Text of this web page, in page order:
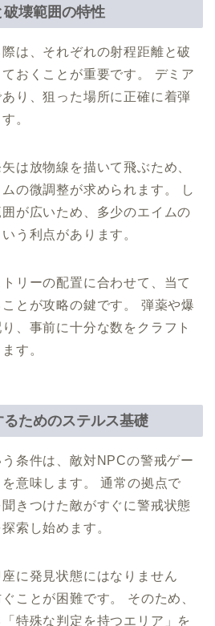
壊範囲の特性
は、それぞれの射程距離と破
おくことが重要です。 デミア
り、狙った場所に正確に着弾
。
は放物線を描いて飛ぶため、
の微調整が求められます。 し
が広いため、多少のエイムの
う利点があります。
リーの配置に合わせて、当て
とが攻略の鍵です。 弾薬や爆
、事前に十分な数をクラフト
す。
ためのステルス基礎
う条件は、敵対NPCの警戒ゲー
意味します。 通常の拠点で
きつけた敵がすぐに警戒状態
索し始めます。
に発見状態にはなりません
ことが困難です。 そのため、
特殊な判定を持つエリア」を